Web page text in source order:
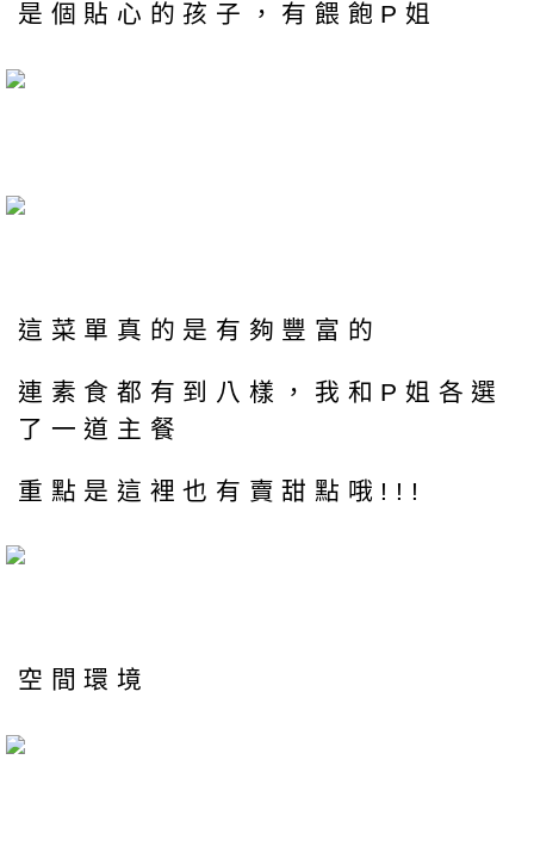
是個貼心的孩子，有餵飽P姐
這菜單真的是有夠豐富的
連素食都有到八樣，我和P姐各選
了一道主餐
重點是這裡也有賣甜點哦!!!
空間環境